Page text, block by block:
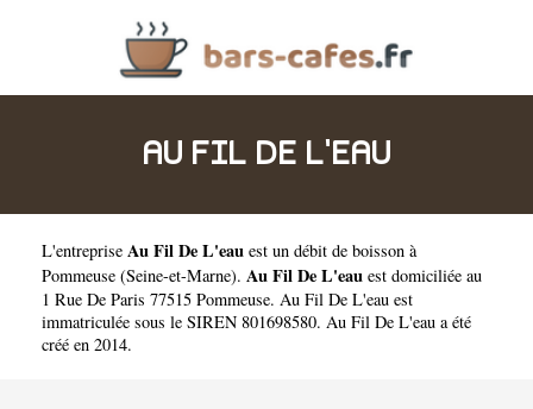
AU FIL DE L'EAU
L'entreprise Au Fil De L'eau est un débit de boisson à
Pommeuse (Seine-et-Marne). Au Fil De L'eau est domiciliée au
1 Rue De Paris 77515 Pommeuse. Au Fil De L'eau est
immatriculée sous le SIREN 801698580. Au Fil De L'eau a été
créé en 2014.